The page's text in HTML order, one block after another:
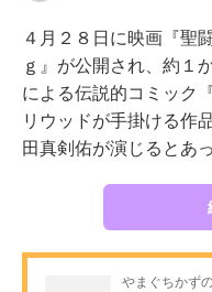
４月２８日に映画『聖
ｇ』が公開され、約１
による伝説的コミック
リウッドが手掛ける作
田真剣佑が演じるとあ
やまぐちかず